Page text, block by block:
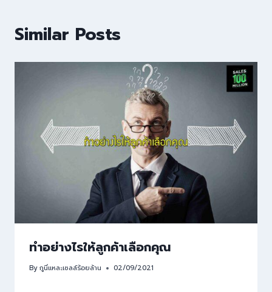
Similar Posts
ทำอย่างไรให้ลูกค้าเลือกคุณ
Byกูนี่แหละเซลล์ร้อยล้าน 02/09/2021